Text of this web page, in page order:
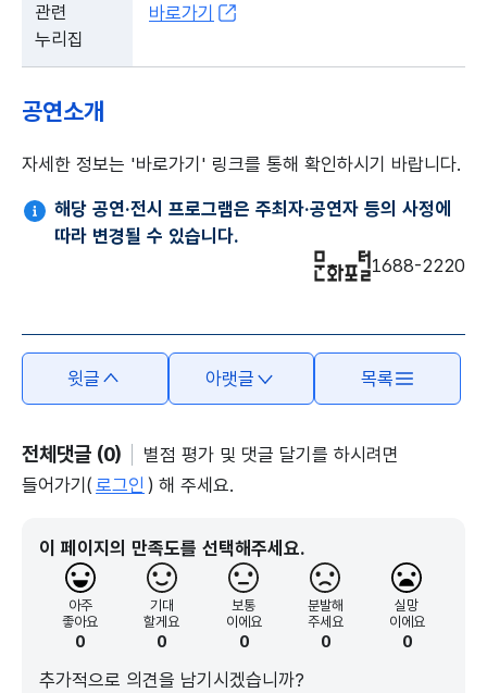
관련
누리집
바로가기
공연소개
자세한 정보는 '바로가기' 링크를 통해 확인하시기 바랍니다.
해당 공연·전시 프로그램은 주최자·공연자 등의 사정에
따라 변경될 수 있습니다.
1688-2220
윗글 아랫글 목록
전체댓글 (0)
별점 평가 및 댓글 달기를 하시려면
들어가기( 로그인 ) 해 주세요.
이 페이지의 만족도를 선택해주세요.
아주
좋아요
0
기대
할게요
0
보통
이에요
0
분발해
주세요
0
실망
이에요
0
추가적으로 의견을 남기시겠습니까?